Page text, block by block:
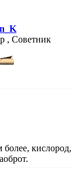
, Советник